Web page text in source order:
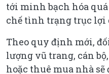
tới minh bạch hóa
chế tình trạng trục lợi
Theo quy định mới,
lượng vũ trang, cán
hoặc thuê mua nhà